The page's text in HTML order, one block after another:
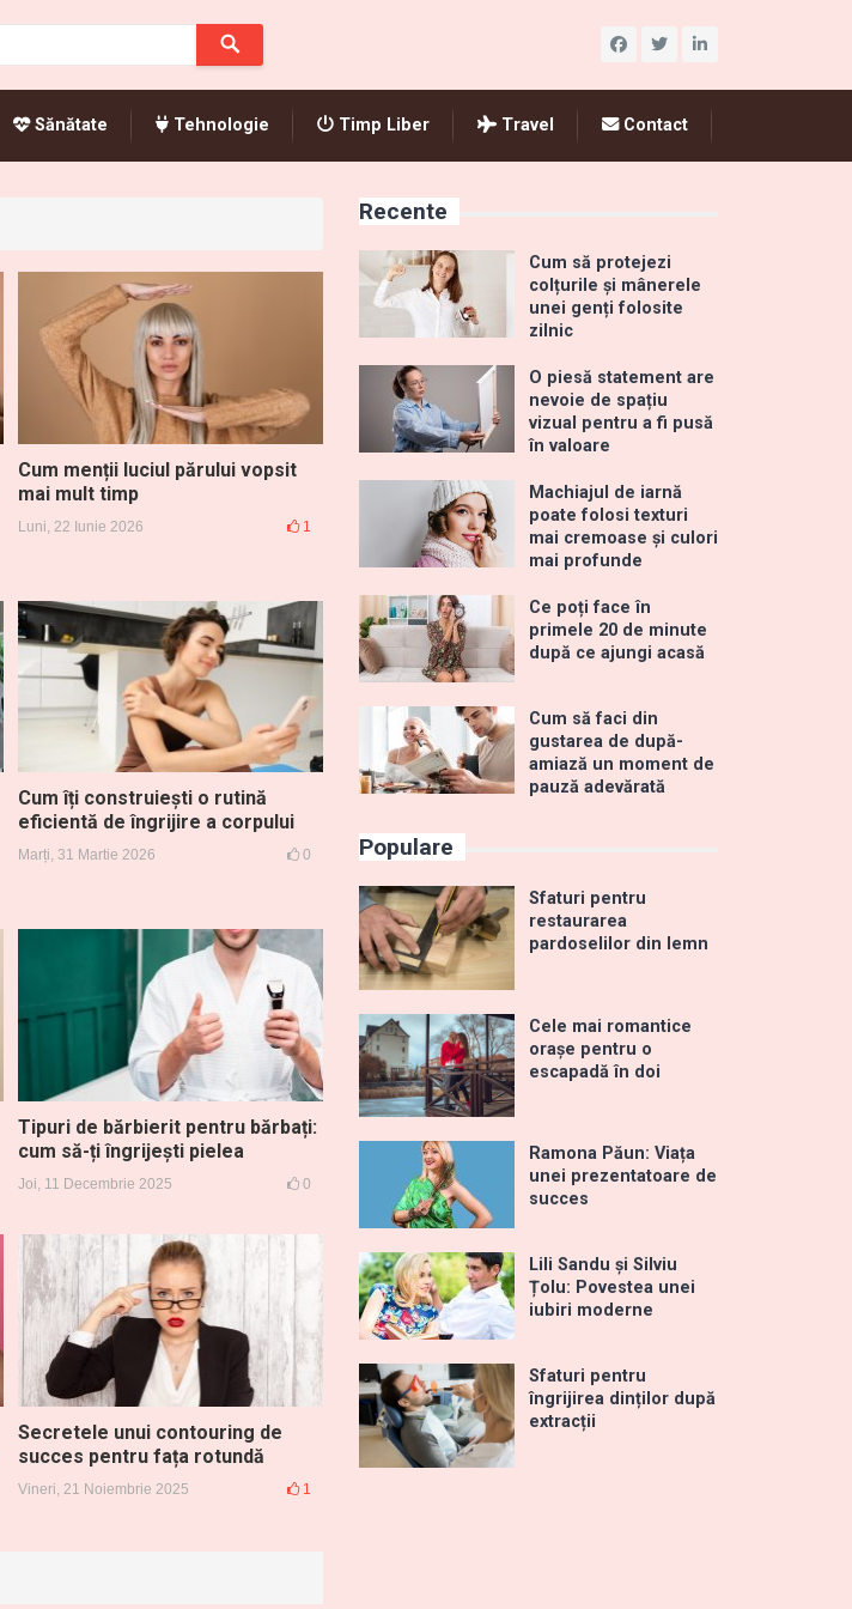
Sănătate Tehnologie Timp Liber Travel Contact
Cum menții luciul părului vopsit
mai mult timp
Luni, 22 Iunie 2026 1
Cum îți construiești o rutină
eficientă de îngrijire a corpului
Marți, 31 Martie 2026 0
Tipuri de bărbierit pentru bărbați:
cum să-ți îngrijești pielea
Joi, 11 Decembrie 2025 0
Secretele unui contouring de
succes pentru fața rotundă
Vineri, 21 Noiembrie 2025 1
Recente
Cum să protejezi
colțurile și mânerele
unei genți folosite
zilnic
O piesă statement are
nevoie de spațiu
vizual pentru a fi pusă
în valoare
Machiajul de iarnă
poate folosi texturi
mai cremoase și culori
mai profunde
Ce poți face în
primele 20 de minute
după ce ajungi acasă
Cum să faci din
gustarea de după-
amiază un moment de
pauză adevărată
Populare
Sfaturi pentru
restaurarea
pardoselilor din lemn
Cele mai romantice
orașe pentru o
escapadă în doi
Ramona Păun: Viața
unei prezentatoare de
succes
Lili Sandu și Silviu
Țolu: Povestea unei
iubiri moderne
Sfaturi pentru
îngrijirea dinților după
extracții